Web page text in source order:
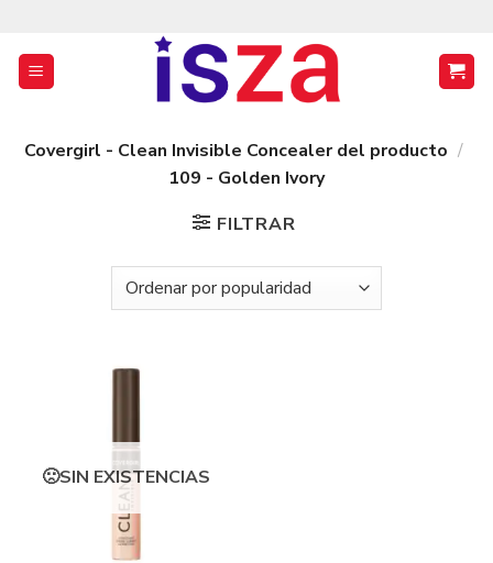
contenido
Covergirl - Clean Invisible Concealer del producto /
109 - Golden Ivory
FILTRAR
SIN EXISTENCIAS